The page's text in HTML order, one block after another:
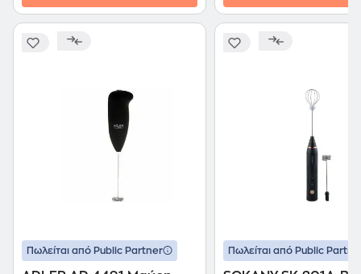
Πωλείται από Public Partner Πωλείται από Public